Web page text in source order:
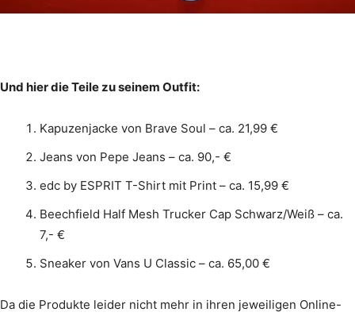
Und hier die Teile zu seinem Outfit:
Kapuzenjacke von Brave Soul – ca. 21,99 €
Jeans von Pepe Jeans – ca. 90,- €
edc by ESPRIT T-Shirt mit Print – ca. 15,99 €
Beechfield Half Mesh Trucker Cap Schwarz/Weiß – ca.
7,- €
Sneaker von Vans U Classic – ca. 65,00 €
Da die Produkte leider nicht mehr in ihren jeweiligen Online-